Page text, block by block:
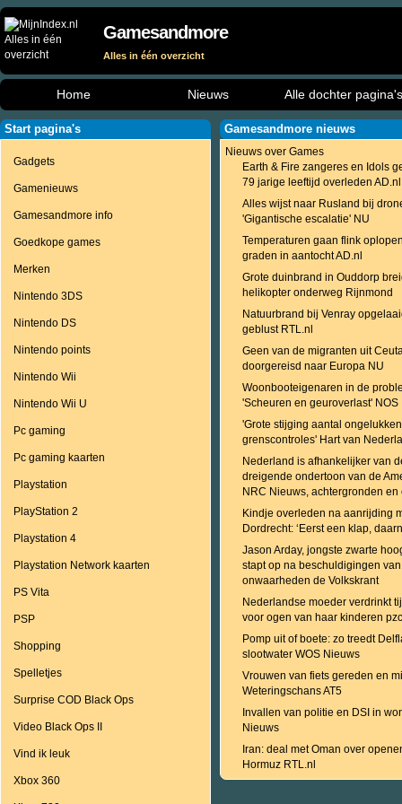
Gamesandmore
Alles in één overzicht
Home Nieuws Alle dochter pagina's
Start pagina's
Gadgets
Gamenieuws
Gamesandmore info
Goedkope games
Merken
Nintendo 3DS
Nintendo DS
Nintendo points
Nintendo Wii
Nintendo Wii U
Pc gaming
Pc gaming kaarten
Playstation
PlayStation 2
Playstation 4
Playstation Network kaarten
PS Vita
PSP
Shopping
Spelletjes
Surprise COD Black Ops
Video Black Ops II
Vind ik leuk
Xbox 360
Gamesandmore nieuws
Nieuws over Games
Earth & Fire zangeres en Idols
79 jarige leeftijd overleden AD.nl
Alles wijst naar Rusland bij
'Gigantische escalatie' NU
Temperaturen gaan flink
graden in aantocht AD.nl
Grote duinbrand in Ouddorp
helikopter onderweg Rijnmond
Natuurbrand bij Venray
geblust RTL.nl
Geen van de migranten uit
doorgereisd naar Europa NU
Woonbooteigenaren in de
'Scheuren en geuroverlast' NOS
'Grote stijging aantal
grenscontroles' Hart van
Nederland is afhankelijker van
dreigende ondertoon van de
NRC Nieuws, achtergronden
Kindje overleden na aanrijding
Dordrecht: ‘Eerst een klap,
Jason Arday, jongste zwarte
stapt op na beschuldigingen
onwaarheden de Volkskrant
Nederlandse moeder verdrinkt
voor ogen van haar kinderen
Pomp uit of boete: zo treedt
slootwater WOS Nieuws
Vrouwen van fiets gereden en
Weteringschans AT5
Invallen van politie en DSI in
Nieuws
Iran: deal met Oman over
Hormuz RTL.nl